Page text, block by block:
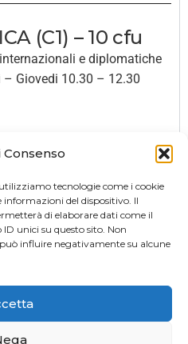
Consenso
tecnologie come i cookie
informazioni del dispositivo. Il
di elaborare dati come il
unici su questo sito. Non
influire negativamente su alcune
(C1) – 10 cfu
e diplomatiche
Giovedi 10.30 – 12.30